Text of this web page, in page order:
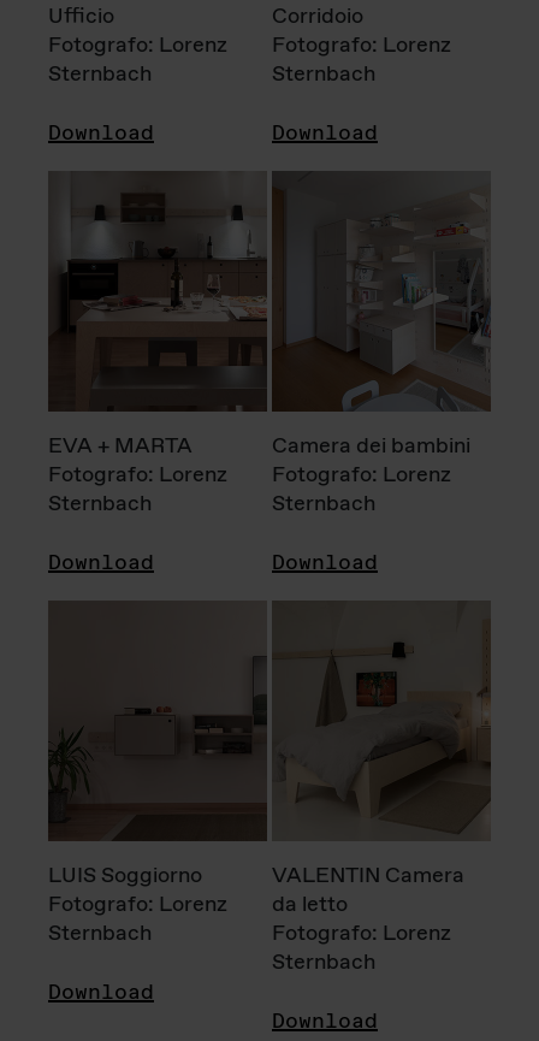
Ufficio
Fotografo: Lorenz
Sternbach
Download
Corridoio
Fotografo: Lorenz
Sternbach
Download
EVA + MARTA
Fotografo: Lorenz
Sternbach
Download
Camera dei bambini
Fotografo: Lorenz
Sternbach
Download
LUIS Soggiorno
Fotografo: Lorenz
Sternbach
Download
VALENTIN Camera
da letto
Fotografo: Lorenz
Sternbach
Download